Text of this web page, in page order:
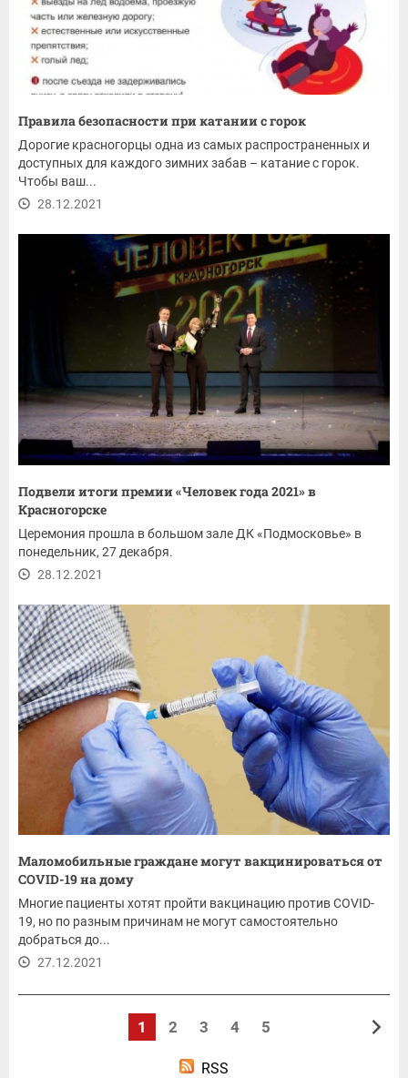
Правила безопасности при катании с горок
Дорогие красногорцы одна из самых распространенных и
доступных для каждого зимних забав – катание с горок.
Чтобы ваш...
28.12.2021
Подвели итоги премии «Человек года 2021» в
Красногорске
Церемония прошла в большом зале ДК «Подмосковье» в
понедельник, 27 декабря.
28.12.2021
Маломобильные граждане могут вакцинироваться от
COVID-19 на дому
Многие пациенты хотят пройти вакцинацию против COVID-
19, но по разным причинам не могут самостоятельно
добраться до...
27.12.2021
1 2 3 4 5
RSS